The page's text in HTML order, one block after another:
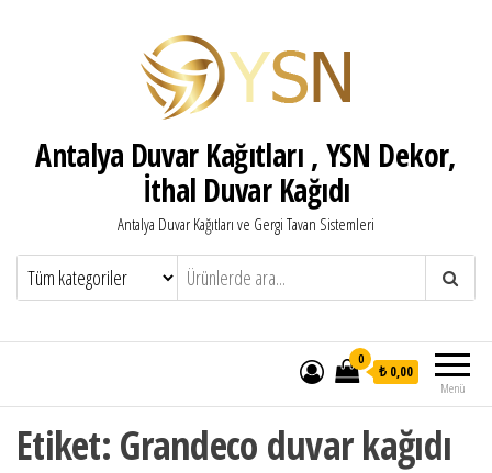
Antalya Duvar Kağıtları , YSN Dekor,
İthal Duvar Kağıdı
Antalya Duvar Kağıtları ve Gergi Tavan Sistemleri
Menü
0
₺ 0,00
Etiket: Grandeco duvar kağıdı